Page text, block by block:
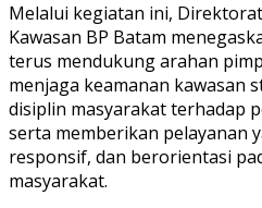
Melalui kegiatan ini,
Kawasan BP Batam
terus mendukung arahan
menjaga keamanan kawasan
disiplin masyarakat terhadap
serta memberikan pelayanan
responsif, dan berorientasi
masyarakat.